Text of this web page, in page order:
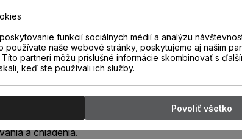
spojI4F
Next Step
a chladenia.
funkcií sociálnych médií a analýzu
používate naše webové stránky, poskytujeme aj našim
partneri môžu príslušné informácie skombinovať s
keď ste používali ich služby.
Povoliť všetko